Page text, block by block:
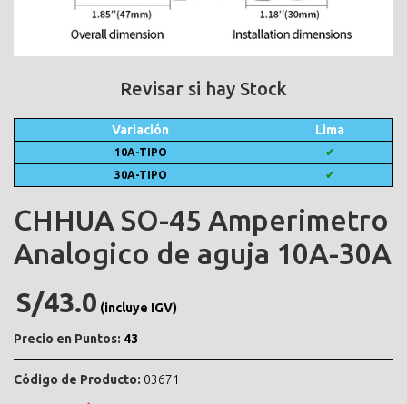
Revisar si hay Stock
Variación Lima
10A-TIPO
✔
30A-TIPO
✔
CHHUA SO-45 Amperimetro
Analogico de aguja 10A-30A
S/43.0 (incluye IGV)
Precio en Puntos: 43
Código de Producto: 03671